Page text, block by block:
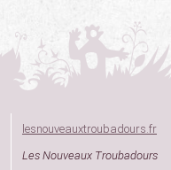
lesnouveauxtroubadours.fr
Les Nouveaux Troubadours